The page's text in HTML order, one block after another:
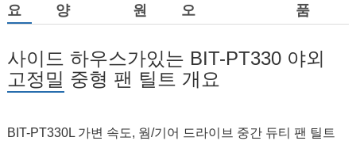
요
양
원
오
품
사이드 하우스가있는 BIT-PT330 야외
고정밀 중형 팬 틸트 개요
BIT-PT330L 가변 속도, 웜/기어 드라이브 중간 듀티 팬 틸트